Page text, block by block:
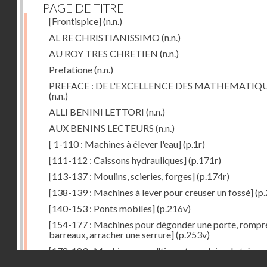
PAGE DE TITRE
[Frontispice](n.n.)
AL RE CHRISTIANISSIMO (n.n.)
AU ROY TRES CHRETIEN (n.n.)
Prefatione(n.n.)
PREFACE : DE L'EXCELLENCE DES
(n.n.)
ALLI BENINI LETTORI (n.n.)
AUX BENINS LECTEURS (n.n.)
[ 1-110 : Machines à élever l'eau](p.1r)
[111-112 : Caissons hydrauliques](p.171r)
[113-137 : Moulins, scieries, forges](p.174r)
[138-139 : Machines à lever pour creuser un fossé]
[140-153 : Ponts mobiles](p.216v)
[154-177 : Machines pour dégonder une porte,
barreaux, arracher une serrure](p.253v)
[178-183 : Machines pour "tirer et conduire de très